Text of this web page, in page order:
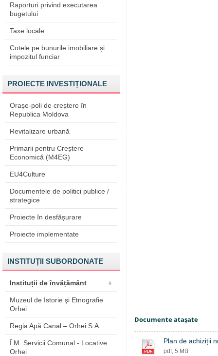
Raporturi privind executarea
bugetului
Taxe locale
Cotele pe bunurile imobiliare și
impozitul funciar
PROIECTE INVESTIȚIONALE
Orașe-poli de creștere în
Republica Moldova
Revitalizare urbană
Primarii pentru Creștere
Economică (M4EG)
EU4Culture
Documentele de politici publice /
strategice
Proiecte în desfășurare
Proiecte implementate
INSTITUȚII SUBORDONATE
Instituții de învățământ +
Muzeul de Istorie şi Etnografie
Orhei
Regia Apă Canal – Orhei S.A.
Î.M. Servicii Comunal - Locative
Orhei
Documente ataşate
Plan de achiziții
pdf, 5 MB